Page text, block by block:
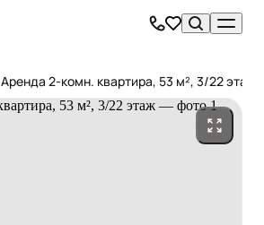
Аренда 2-комн. квартира, 53 м², 3/22 этаж